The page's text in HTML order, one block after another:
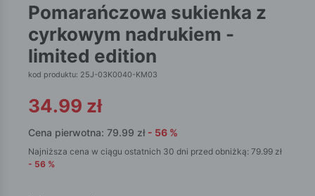
pomarańczowa sukienka z
cyrkowym nadrukiem -
limited edition
kod produktu: 25J-03K0040-KM03
34.99 zł
Cena pierwotna: 79.99 zł - 56 %
Najniższa cena w ciągu ostatnich 30 dni przed obniżką: 79.99 zł
- 56 %